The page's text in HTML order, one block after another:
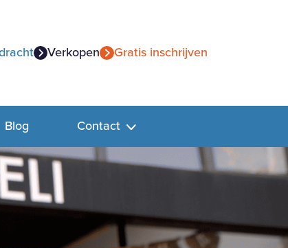
Verkopen Gratis inschrijven
Blog Contact